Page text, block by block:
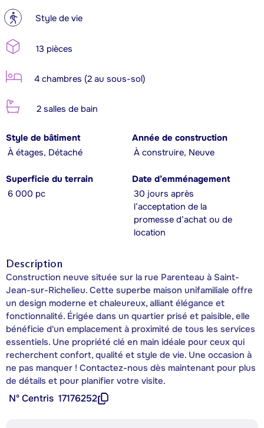
? Style de vie
13 pièces
4 chambres (2 au sous-sol)
2 salles de bain
Style de bâtiment
À étages, Détaché
Année de construction
À construire, Neuve
Superficie du terrain
6 000 pc
Date d’emménagement
30 jours après
l’acceptation de la
promesse d’achat ou de
location
Description
Construction neuve située sur la rue Parenteau à Saint-
Jean-sur-Richelieu. Cette superbe maison unifamiliale offre
un design moderne et chaleureux, alliant élégance et
fonctionnalité. Érigée dans un quartier prisé et paisible, elle
bénéficie d'un emplacement à proximité de tous les services
essentiels. Une propriété clé en main idéale pour ceux qui
recherchent confort, qualité et style de vie. Une occasion à
ne pas manquer ! Contactez-nous dès maintenant pour plus
de détails et pour planifier votre visite.
Nº Centris 17176252